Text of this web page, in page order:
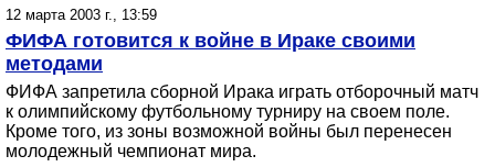
12 марта 2003 г., 13:59
ФИФА готовится к войне в Ираке своими
методами
ФИФА запретила сборной Ирака играть отборочный матч
к олимпийскому футбольному турниру на своем поле.
Кроме того, из зоны возможной войны был перенесен
молодежный чемпионат мира.